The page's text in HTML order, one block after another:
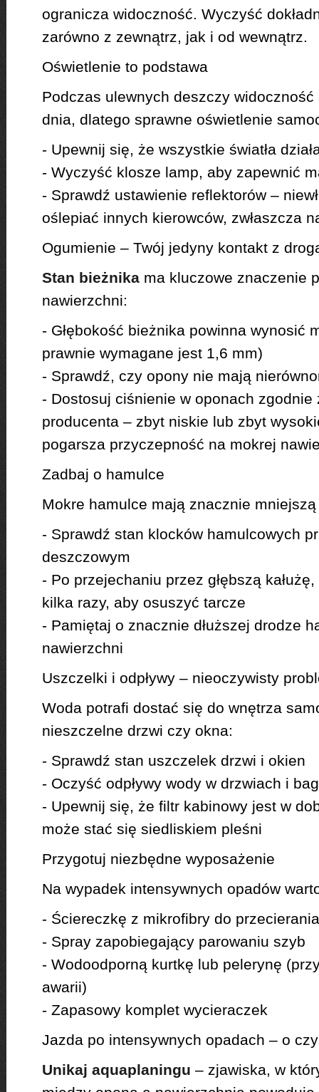
ogranicza widoczność. Wyczyść
zarówno z zewnątrz, jak i od wewnątrz.
Oświetlenie to podstawa
Podczas ulewnych deszczy
dnia, dlatego sprawne oświetlenie
- Upewnij się, że wszystkie światła
- Wyczyść klosze lamp, aby zapewnić
- Sprawdź ustawienie reflektorów –
oślepiać innych kierowców, zwłaszcza
Ogumienie – Twój jedyny kontakt z
Stan bieżnikama kluczowe znaczenie
nawierzchni:
- Głębokość bieżnika powinna wynosić
prawnie wymagane jest 1,6 mm)
- Sprawdź, czy opony nie mają
- Dostosuj ciśnienie w oponach zgodnie
producenta – zbyt niskie lub zbyt
pogarsza przyczepność na mokrej
Zadbaj o hamulce
Mokre hamulce mają znacznie
- Sprawdź stan klocków hamulcowych
deszczowym
- Po przejechaniu przez głębszą
kilka razy, aby osuszyć tarcze
- Pamiętaj o znacznie dłuższej drodze
nawierzchni
Uszczelki i odpływy – nieoczywisty
Woda potrafi dostać się do wnętrza
nieszczelne drzwi czy okna:
- Sprawdź stan uszczelek drzwi i okien
- Oczyść odpływy wody w drzwiach i
- Upewnij się, że filtr kabinowy jest w
może stać się siedliskiem pleśni
Przygotuj niezbędne wyposażenie
Na wypadek intensywnych opadów
- Ściereczkę z mikrofibry do
- Spray zapobiegający parowaniu szyb
- Wodoodporną kurtkę lub pelerynę
awarii)
- Zapasowy komplet wycieraczek
Jazda po intensywnych opadach – o
Unikaj aquaplaningu – zjawiska, w